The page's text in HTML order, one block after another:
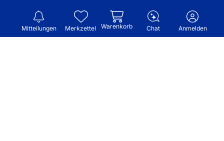
Mitteilungen Merkzettel Warenkorb Chat Anmelden